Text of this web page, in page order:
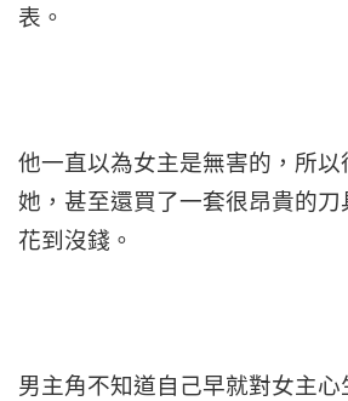
表。
他一直以為女主是無害的，所
她，甚至還買了一套很昂貴的
花到沒錢。
男主角不知道自己早就對女主心